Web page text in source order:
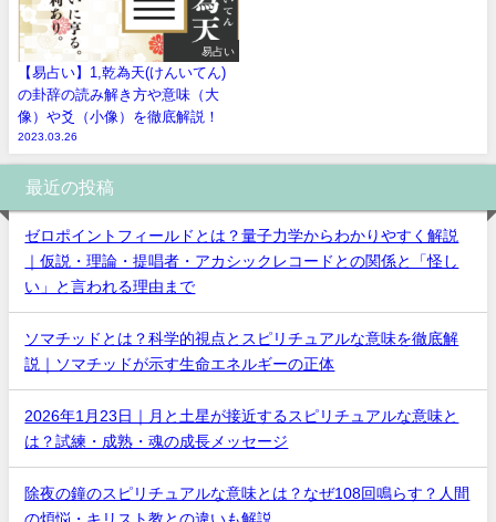
易占い
【易占い】1,乾為天(けんいてん)
の卦辞の読み解き方や意味（大
像）や爻（小像）を徹底解説！
2023.03.26
最近の投稿
ゼロポイントフィールドとは？量子力学からわかりやすく解説
｜仮説・理論・提唱者・アカシックレコードとの関係と「怪し
い」と言われる理由まで
ソマチッドとは？科学的視点とスピリチュアルな意味を徹底解
説｜ソマチッドが示す生命エネルギーの正体
2026年1月23日｜月と土星が接近するスピリチュアルな意味と
は？試練・成熟・魂の成長メッセージ
除夜の鐘のスピリチュアルな意味とは？なぜ108回鳴らす？人間
の煩悩・キリスト教との違いも解説